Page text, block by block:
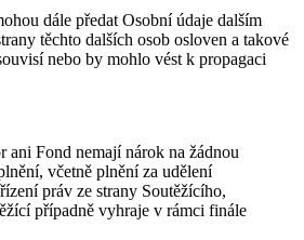
dále předat Osobní údaje dalším
těchto dalších osob osloven a takové
nebo by mohlo vést k propagaci
ani Fond nemají nárok na žádnou
včetně plnění za udělení
práv ze strany Soutěžícího,
případně vyhraje v rámci finále